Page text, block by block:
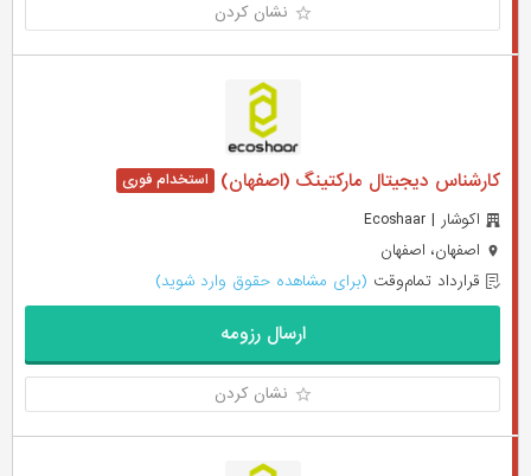
نشان کردن
کارشناس دیجیتال مارکتینگ (اصفهان)
اکوشار | Ecoshaar
اصفهان، اصفهان
قرارداد تمام‌وقت (برای مشاهده حقوق وارد شوید)
ارسال رزومه
نشان کردن